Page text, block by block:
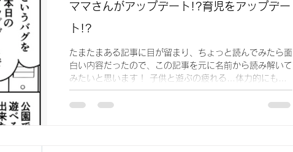
ママさんがアップデート!?育児をアップデー
ト!?
たまたまある記事に目が留まり、ちょっと読んでみたら面
白い内容だったので、この記事を元に名前から読み解いて
みたいと思います！ 子供と遊ぶの疲れる…体力的にもし
んどいママの苦労！子育てをゲーム感覚で見たら、アップ
デートしかない!?【作者に聞いた】...